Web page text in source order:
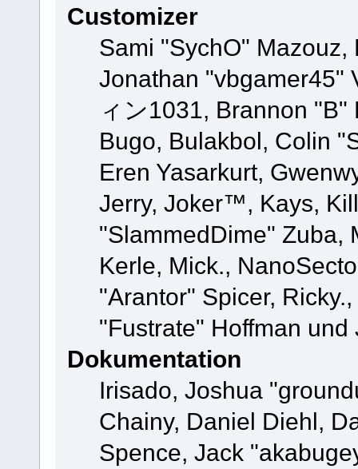
Customizer
Sami "SychO"
Jonathan "vbgamer45"
ィン1031, Brannon
Bugo, Bulakbol, Colin
Eren Yasarkurt,
Jerry, Joker™, Kays,
"SlammedDime" Zuba,
Kerle, Mick.,
"Arantor" Spicer,
"Fustrate" Hoffman
Dokumentation
Irisado, Joshua
Chainy, Daniel Diehl,
Spence, Jack